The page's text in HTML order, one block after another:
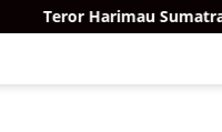
Teror Harimau Sumatra di